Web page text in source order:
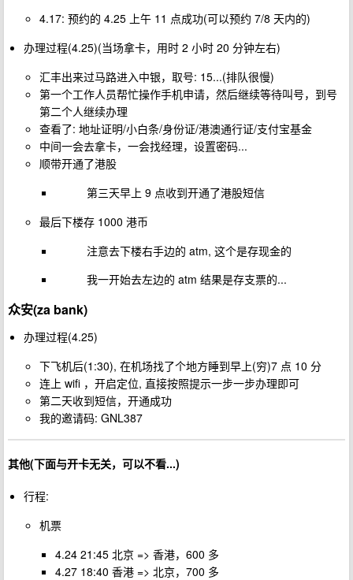
4.17: 预约的 4.25 上午 11 点成功(可以预约 7/8 天内的)
办理过程(4.25)(当场拿卡，用时 2 小时 20 分钟左右)
汇丰出来过马路进入中银，取号: 15...(排队很慢)
第一个工作人员帮忙操作手机申请，然后继续等待叫号，到号
第二个人继续办理
查看了: 地址证明/小白条/身份证/港澳通行证/支付宝基金
中间一会去拿卡，一会找经理，设置密码...
顺带开通了港股
第三天早上 9 点收到开通了港股短信
最后下楼存 1000 港币
注意去下楼右手边的 atm, 这个是存现金的
我一开始去左边的 atm 结果是存支票的...
众安(za bank)
办理过程(4.25)
下飞机后(1:30), 在机场找了个地方睡到早上(穷)7 点 10 分
连上 wifi ，开启定位, 直接按照提示一步一步办理即可
第二天收到短信，开通成功
我的邀请码: GNL387
其他(下面与开卡无关，可以不看...)
行程:
机票
4.24 21:45 北京 => 香港，600 多
4.27 18:40 香港 => 北京，700 多